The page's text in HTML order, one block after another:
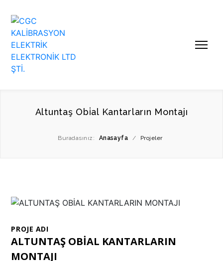
Altuntaş Obi̇al Kantarların Montajı
Buradasınız: Anasayfa / Projeler
PROJE ADI
ALTUNTAŞ OBİAL KANTARLARIN
MONTAJI